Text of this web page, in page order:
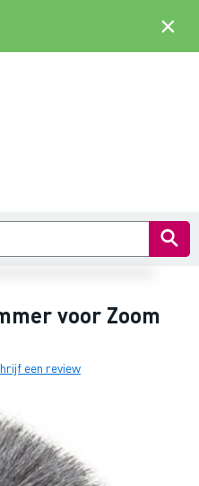
voor Zoom
een review
×